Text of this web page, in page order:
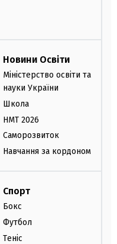
Новини Освіти
Міністерство освіти та
науки України
Школа
НМТ 2026
Саморозвиток
Навчання за кордоном
Спорт
Бокс
Футбол
Теніс